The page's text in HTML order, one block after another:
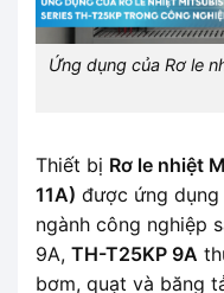
Ứng dụng của Rơ le
Thiết bị Rơ le nhiệt
11A) được ứng
ngành công nghiệp
9A, TH-T25KP 9A
bơm, quạt và băng